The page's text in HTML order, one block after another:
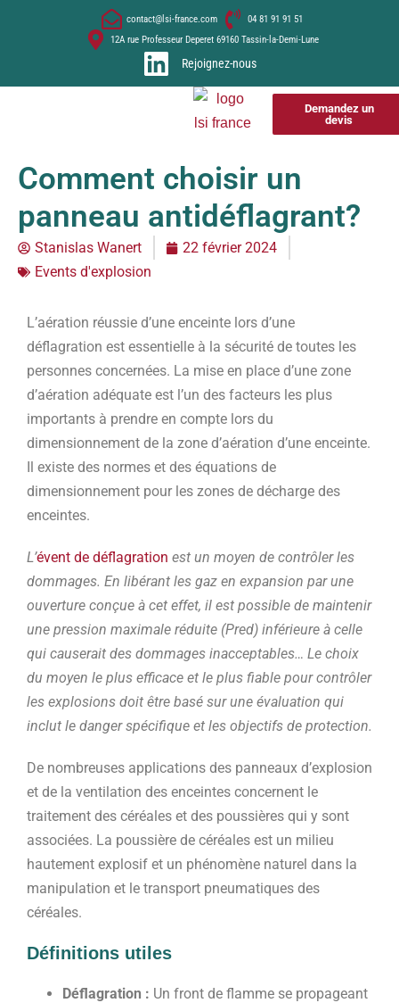
contact@lsi-france.com
04 81 91 91 51
12A rue Professeur Deperet 69160 Tassin-la-Demi-Lune
Rejoignez-nous
Demandez un
devis
Comment choisir un
panneau antidéflagrant?
Stanislas Wanert
22 février 2024
Events d'explosion
L’aération réussie d’une enceinte lors d’une
déflagration est essentielle à la sécurité de toutes les
personnes concernées. La mise en place d’une zone
d’aération adéquate est l’un des facteurs les plus
importants à prendre en compte lors du
dimensionnement de la zone d’aération d’une enceinte.
Il existe des normes et des équations de
dimensionnement pour les zones de décharge des
enceintes.
L’évent de déflagration est un moyen de contrôler les
dommages. En libérant les gaz en expansion par une
ouverture conçue à cet effet, il est possible de maintenir
une pression maximale réduite (Pred) inférieure à celle
qui causerait des dommages inacceptables… Le choix
du moyen le plus efficace et le plus fiable pour contrôler
les explosions doit être basé sur une évaluation qui
inclut le danger spécifique et les objectifs de protection.
De nombreuses applications des panneaux d’explosion
et de la ventilation des enceintes concernent le
traitement des céréales et des poussières qui y sont
associées. La poussière de céréales est un milieu
hautement explosif et un phénomène naturel dans la
manipulation et le transport pneumatiques des
céréales.
Définitions utiles
Déflagration : Un front de flamme se propageant